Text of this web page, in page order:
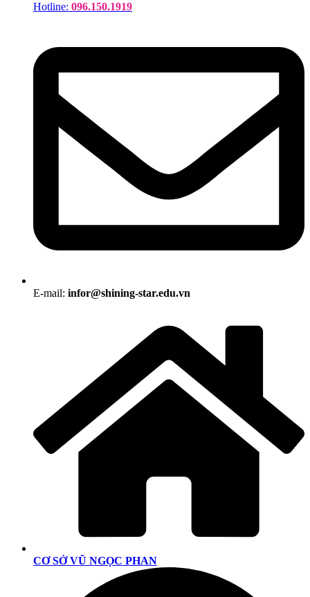
Hotline: 096.150.1919
E-mail: infor@shining-star.edu.vn
CƠ SỞ VŨ NGỌC PHAN